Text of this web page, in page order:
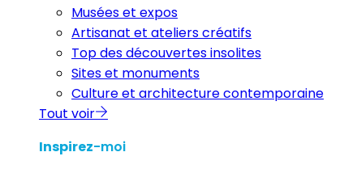
Musées et expos
Artisanat et ateliers créatifs
Top des découvertes insolites
Sites et monuments
Culture et architecture contemporaine
Tout voir
Inspirez-moi